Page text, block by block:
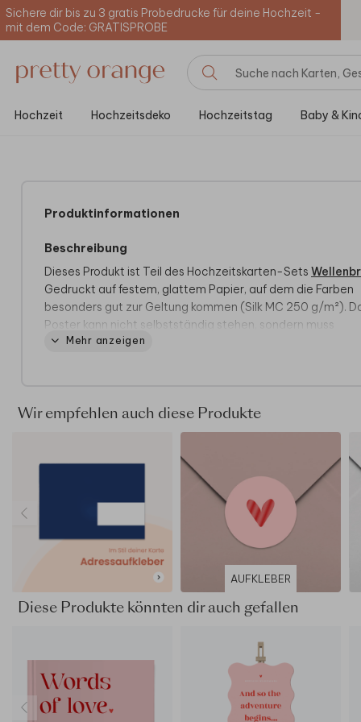
Sichere dir bis zu 3 gratis Probedrucke für deine Hochzeit -
mit dem Code: GRATISPROBE
Hochzeit Hochzeitsdeko Hochzeitstag Baby &
Produktinformationen
Beschreibung
Dieses Produkt ist Teil des Hochzeitskarten-Sets
Gedruckt auf festem, glattem Papier, auf dem die Farben
besonders gut zur Geltung kommen (Silk MC 250 g/m²).
Poster kann nicht selbstständig stehen, sondern muss
eingerahmt oder z. B. mit Klebeband befestigt werden.
Design auf das gewünschte Produkt übertragen.
Mehr anzeigen
Wir empfehlen auch diese Produkte
AUFKLEBER
Diese Produkte könnten dir auch gefallen